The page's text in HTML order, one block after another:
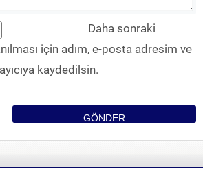
Daha sonraki
için adım, e-posta adresim ve
kaydedilsin.